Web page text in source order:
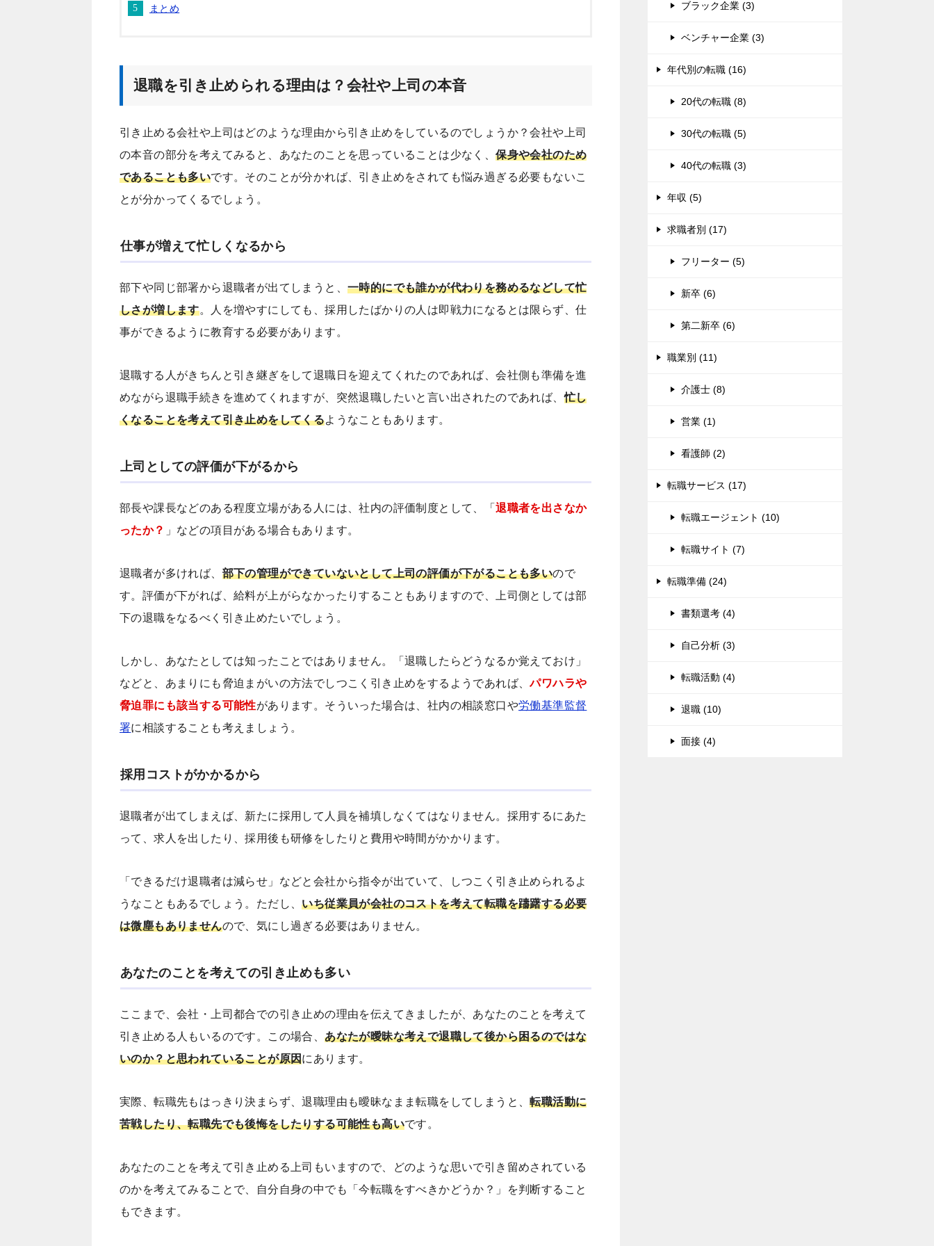
まとめ
退職を引き止められる理由は？会社や上司の本音
引き止める会社や上司はどのような理由から引き止めをしているのでしょうか？会社や上司
の本音の部分を考えてみると、あなたのことを思っていることは少なく、保身や会社のため
であることも多いです。そのことが分かれば、引き止めをされても悩み過ぎる必要もないこ
とが分かってくるでしょう。
仕事が増えて忙しくなるから
部下や同じ部署から退職者が出てしまうと、 一時的にでも誰かが代わりを務めるなどして忙
しさが増します。人を増やすにしても、採用したばかりの人は即戦力になるとは限らず、仕
事ができるように教育する必要があります。
退職する人がきちんと引き継ぎをして退職日を迎えてくれたのであれば、会社側も準備を進
めながら退職手続きを進めてくれますが、突然退職したいと言い出されたのであれば、忙し
くなることを考えて引き止めをしてくるようなこともあります。
上司としての評価が下がるから
部長や課長などのある程度立場がある人には、社内の評価制度として、「退職者を出さなか
ったか？ 」などの項目がある場合もあります。
退職者が多ければ、 部下の管理ができていないとして上司の評価が下がることも多いので
す。評価が下がれば、給料が上がらなかったりすることもありますので、上司側としては部
下の退職をなるべく引き止めたいでしょう。
しかし、あなたとしては知ったことではありません。「退職したらどうなるか覚えておけ」
などと、あまりにも脅迫まがいの方法でしつこく引き止めをするようであれば、パワハラや
脅迫罪にも該当する可能性があります。そういった場合は、社内の相談窓口や労働基準監督
署に相談することも考えましょう。
採用コストがかかるから
退職者が出てしまえば、新たに採用して人員を補填しなくてはなりません。採用するにあた
って、求人を出したり、採用後も研修をしたりと費用や時間がかかります。
「できるだけ退職者は減らせ」などと会社から指令が出ていて、しつこく引き止められるよ
うなこともあるでしょう。ただし、いち従業員が会社のコストを考えて転職を躊躇する必要
は微塵もありませんので、気にし過ぎる必要はありません。
あなたのことを考えての引き止めも多い
ここまで、会社・上司都合での引き止めの理由を伝えてきましたが、あなたのことを考えて
引き止める人もいるのです。この場合、あなたが曖昧な考えで退職して後から困るのではな
いのか？と思われていることが原因にあります。
実際、転職先もはっきり決まらず、退職理由も曖昧なまま転職をしてしまうと、転職活動に
苦戦したり、転職先でも後悔をしたりする可能性も高いです。
あなたのことを考えて引き止める上司もいますので、どのような思いで引き留めされている
のかを考えてみることで、自分自身の中でも「今転職をすべきかどうか？」を判断すること
もできます。
ブラック企業 (3)
ベンチャー企業 (3)
年代別の転職 (16)
20代の転職 (8)
30代の転職 (5)
40代の転職 (3)
年収 (5)
求職者別 (17)
フリーター (5)
新卒 (6)
第二新卒 (6)
職業別 (11)
介護士 (8)
営業 (1)
看護師 (2)
転職サービス (17)
転職エージェント (10)
転職サイト (7)
転職準備 (24)
書類選考 (4)
自己分析 (3)
転職活動 (4)
退職 (10)
面接 (4)